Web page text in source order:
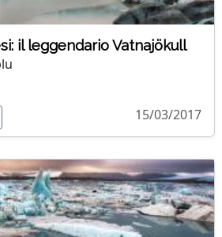
il leggendario Vatnajökull
15/03/2017